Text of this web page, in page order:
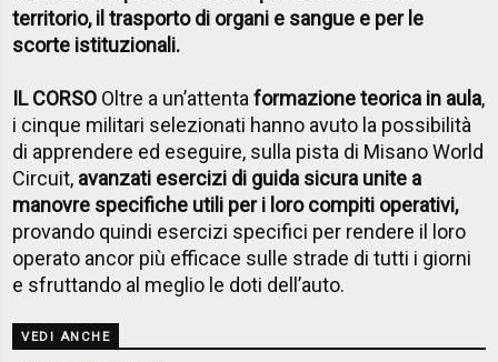
territorio, il trasporto di organi e sangue e per le
scorte istituzionali.
IL CORSO Oltre a un’attentaformazione teorica in aula,
i cinque militari selezionati hanno avuto la possibilità
di apprendere ed eseguire, sulla pista di Misano World
Circuit, avanzati esercizi di guida sicura unite a
manovre specifiche utili per i loro compiti operativi,
provando quindi esercizi specifici per rendere il loro
operato ancor più efficace sulle strade di tutti i giorni
e sfruttando al meglio le doti dell’auto.
VEDI ANCHE